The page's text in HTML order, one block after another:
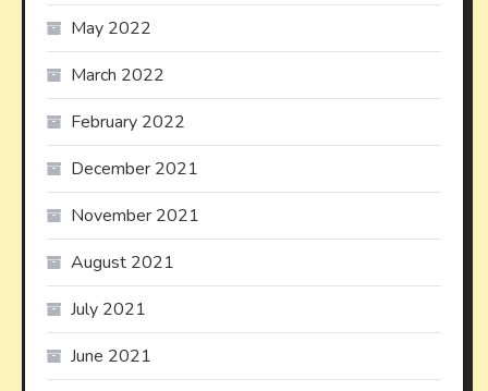
May 2022
March 2022
February 2022
December 2021
November 2021
August 2021
July 2021
June 2021